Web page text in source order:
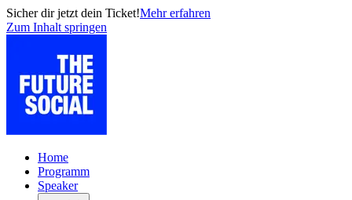
Sicher dir jetzt dein Ticket!Mehr erfahren
Zum Inhalt springen
Home
Programm
Speaker